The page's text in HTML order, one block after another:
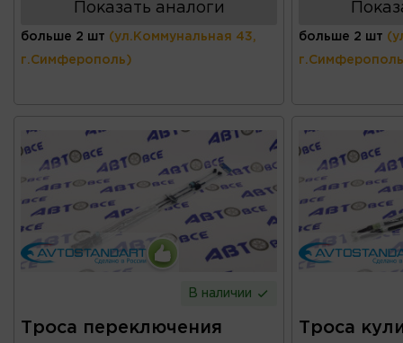
Показать аналоги
больше 2 шт (ул.Коммунальная 43,
г.Симферополь)
больше 2 шт
В наличии
Троса переключения
Троса